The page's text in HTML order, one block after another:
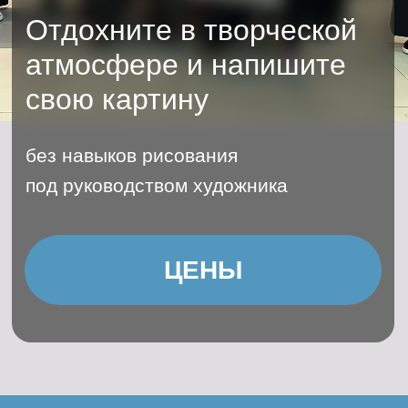
Генерала Смирнова \ 4
+7(925)188-84-09
ОПЛАТА Студия "Лепим+"
Станковая
Радиоэлектроника
/ моделирование
Лоскутный дизайн
школа
подготовка к вузу
ЦЕНЫ